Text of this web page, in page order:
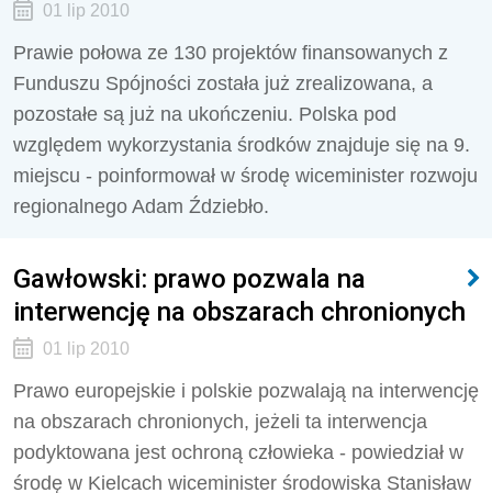
01 lip 2010
Prawie połowa ze 130 projektów finansowanych z
Funduszu Spójności została już zrealizowana, a
pozostałe są już na ukończeniu. Polska pod
względem wykorzystania środków znajduje się na 9.
miejscu - poinformował w środę wiceminister rozwoju
regionalnego Adam Ździebło.
Gawłowski: prawo pozwala na
interwencję na obszarach chronionych
01 lip 2010
Prawo europejskie i polskie pozwalają na interwencję
na obszarach chronionych, jeżeli ta interwencja
podyktowana jest ochroną człowieka - powiedział w
środę w Kielcach wiceminister środowiska Stanisław